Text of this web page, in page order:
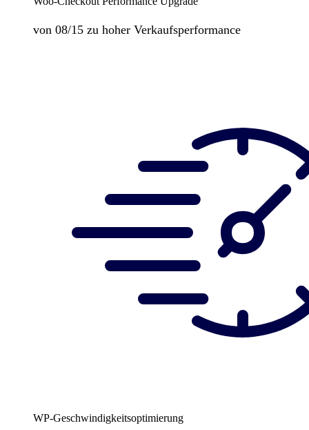
von 08/15 zu hoher Verkaufsperformance
WP-Geschwindigkeitsoptimierung